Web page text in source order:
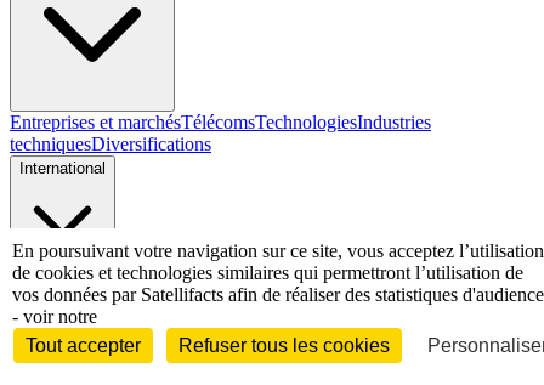
Entreprises et marchésTélécomsTechnologiesIndustries
techniquesDiversifications
International
International
Personnalités
En poursuivant votre navigation sur ce site, vous acceptez l’utilisation
de cookies et technologies similaires qui permettront l’utilisation de
vos données par Satellifacts afin de réaliser des statistiques d'audience
- voir notre
Tout accepter
Refuser tous les cookies